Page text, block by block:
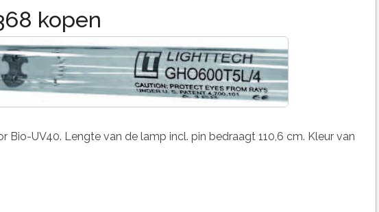
kopen
Bio-UV40. Lengte van de lamp incl. pin bedraagt 110,6 cm. Kleur van